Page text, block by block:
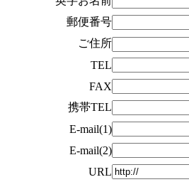
郵便番号
ご住所
TEL
FAX
携帯TEL
E-mail(1)
E-mail(2)
URL